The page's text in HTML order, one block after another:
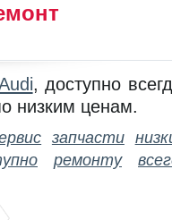
, доступно
низким ценам.
запчасти
ремонту